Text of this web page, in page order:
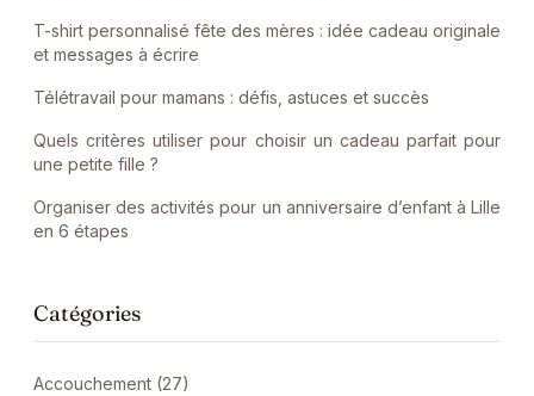
T-shirt personnalisé fête des mères : idée cadeau originale
et messages à écrire
Télétravail pour mamans : défis, astuces et succès
Quels critères utiliser pour choisir un cadeau parfait pour
une petite fille ?
Organiser des activités pour un anniversaire d’enfant à Lille
en 6 étapes
Catégories
Accouchement (27)